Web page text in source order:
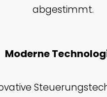
abgestimmt.
Moderne